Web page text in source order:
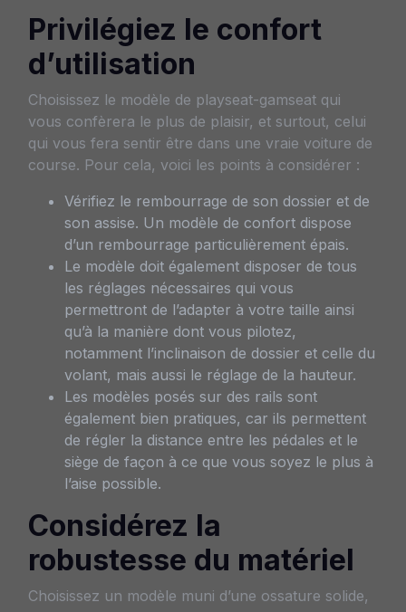
Privilégiez le confort
d’utilisation
Choisissez le modèle de playseat-gamseat qui
vous confèrera le plus de plaisir, et surtout, celui
qui vous fera sentir être dans une vraie voiture de
course. Pour cela, voici les points à considérer :
Vérifiez le rembourrage de son dossier et de
son assise. Un modèle de confort dispose
d’un rembourrage particulièrement épais.
Le modèle doit également disposer de tous
les réglages nécessaires qui vous
permettront de l’adapter à votre taille ainsi
qu’à la manière dont vous pilotez,
notamment l’inclinaison de dossier et celle du
volant, mais aussi le réglage de la hauteur.
Les modèles posés sur des rails sont
également bien pratiques, car ils permettent
de régler la distance entre les pédales et le
siège de façon à ce que vous soyez le plus à
l’aise possible.
Considérez la
robustesse du matériel
Choisissez un modèle muni d’une ossature solide,